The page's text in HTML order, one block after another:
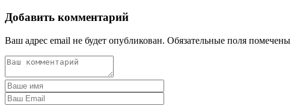
Добавить комментарий
Ваш адрес email не будет опубликован. Обязательные поля помечены